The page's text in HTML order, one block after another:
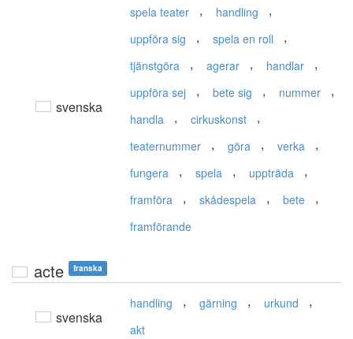
svenska
spela teater , handling ,
uppföra sig , spela en roll ,
tjänstgöra , agerar , handlar ,
uppföra sej , bete sig , nummer ,
handla , cirkuskonst ,
teaternummer , göra , verka ,
fungera , spela , uppträda ,
framföra , skådespela , bete ,
framförande
acte franska
svenska
handling , gärning , urkund ,
akt